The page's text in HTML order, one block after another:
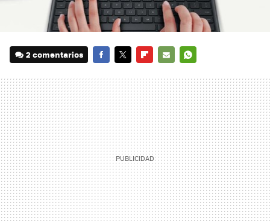
2 comentarios
MAIL